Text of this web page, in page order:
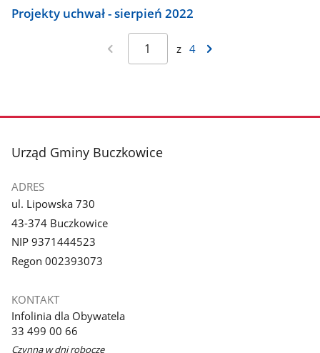
Projekty uchwał - sierpień 2022
z 4
stopka
Urząd Gminy Buczkowice
ADRES
ul. Lipowska 730
43-374 Buczkowice
NIP 9371444523
Regon 002393073
KONTAKT
Infolinia dla Obywatela
33 499 00 66
Czynna w dni robocze